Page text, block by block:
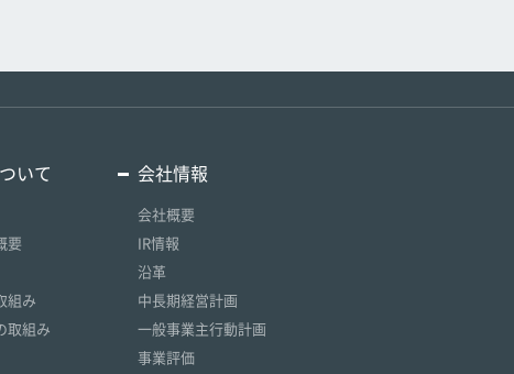
いて
要
組み
取組み
会社情報
会社概要
IR情報
沿革
中長期経営計画
一般事業主行動計画
事業評価